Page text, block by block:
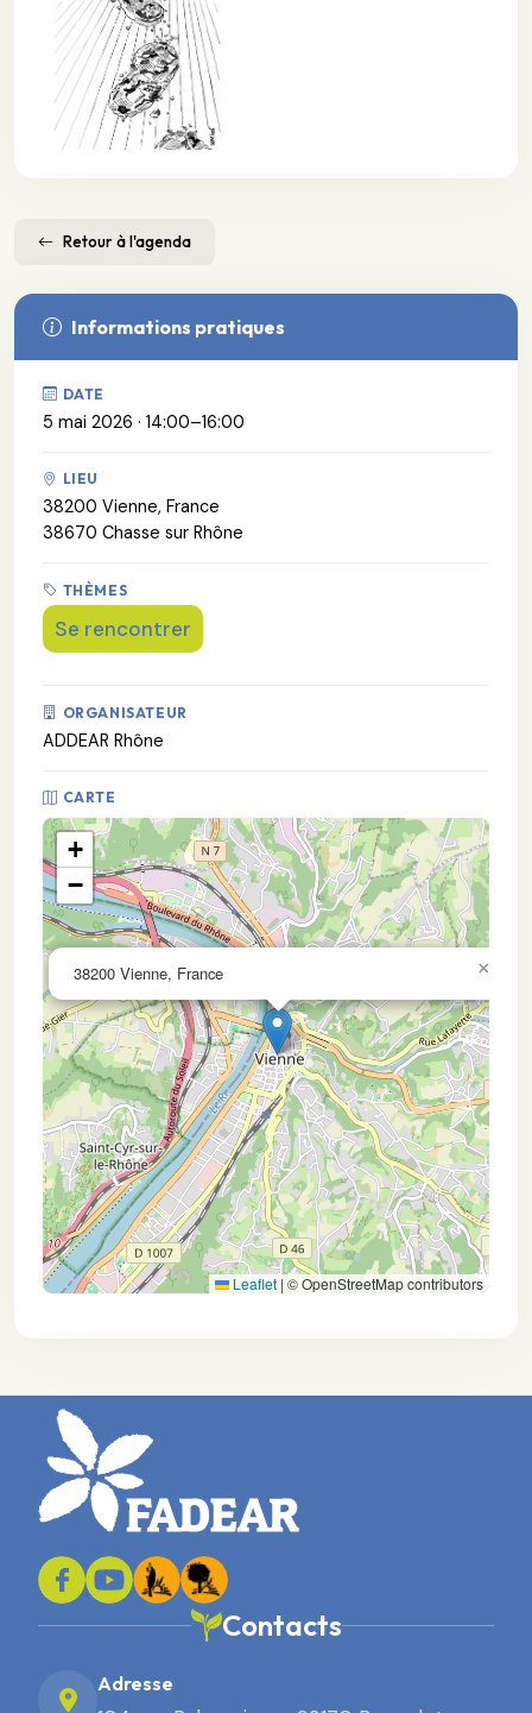
Retour à l'agenda
Informations pratiques
DATE
5 mai 2026 · 14:00–16:00
LIEU
38200 Vienne, France
38670 Chasse sur Rhône
THÈMES
Se rencontrer
ORGANISATEUR
ADDEAR Rhône
CARTE
38200 Vienne, France ×
+
−
Leaflet | © OpenStreetMap contributors
Contacts
Adresse